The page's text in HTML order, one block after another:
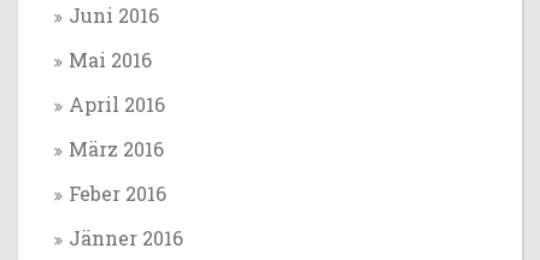
Juni 2016
Mai 2016
April 2016
März 2016
Feber 2016
Jänner 2016